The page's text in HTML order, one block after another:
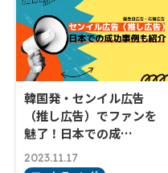
韓国発・センイル広告
（推し広告）でファンを
魅了！日本での成…
2023.11.17